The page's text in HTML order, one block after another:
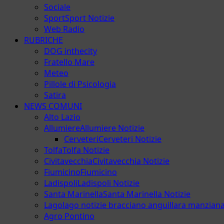
Sociale
SportSport Notizie
Web Radio
RUBRICHE
DOG inthecity
Fratello Mare
Meteo
Pillole di Psicologia
Satira
NEWS COMUNI
Alto Lazio
AllumiereAllumiere Notizie
CerveteriCerveteri Notizie
TolfaTolfa Notizie
CivitavecchiaCivitavecchia Notizie
FiumicinoFiumicino
LadispoliLadispoli Notizie
Santa MarinellaSanta Marinella Notizie
Lagolago notizie bracciano anguillara
Agro Pontino